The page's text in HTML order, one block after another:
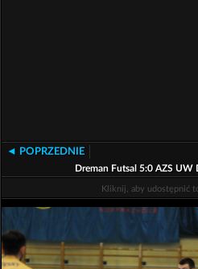
◄ POPRZEDNIE
Dreman Futsal 5:0 AZS
Kliknij, aby udostępnić